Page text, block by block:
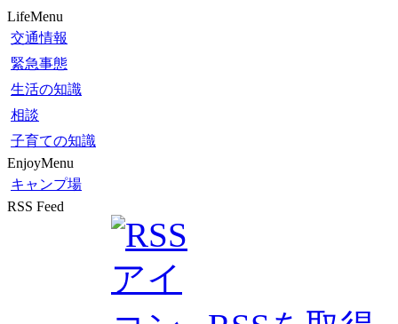
LifeMenu
交通情報
緊急事態
生活の知識
相談
子育ての知識
EnjoyMenu
キャンプ場
RSS Feed